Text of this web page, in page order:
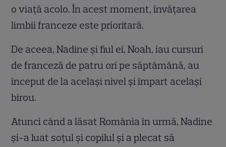
o viață acolo. În acest moment, învățarea
limbii franceze este prioritară.
De aceea, Nadine și fiul ei, Noah, iau cursuri
de franceză de patru ori pe săptâmână, au
început de la același nivel și împart același
birou.
Atunci când a lăsat România în urmă, Nadine
și-a luat soțul și copilul și a plecat să